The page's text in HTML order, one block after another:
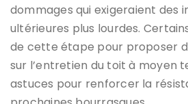
dommages qui exigeraient des
ultérieures plus lourdes.
de cette étape pour proposer
sur l’entretien du toit à moyen
astuces pour renforcer la